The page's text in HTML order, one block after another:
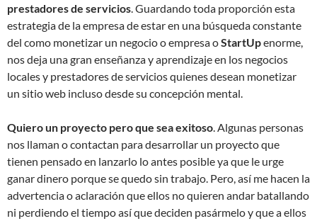
prestadores de servicios . Guardando toda proporción esta
estrategia de la empresa de estar en una búsqueda constante
del como monetizar un negocio o empresa oStartUpenorme,
nos deja una gran enseñanza y aprendizaje en los negocios
locales y prestadores de servicios quienes desean monetizar
un sitio web incluso desde su concepción mental.
Quiero un proyecto pero que sea exitoso . Algunas personas
nos llaman o contactan para desarrollar un proyecto que
tienen pensado en lanzarlo lo antes posible ya que le urge
ganar dinero porque se quedo sin trabajo. Pero, así me hacen la
advertencia o aclaración que ellos no quieren andar batallando
ni perdiendo el tiempo así que deciden pasármelo y que a ellos